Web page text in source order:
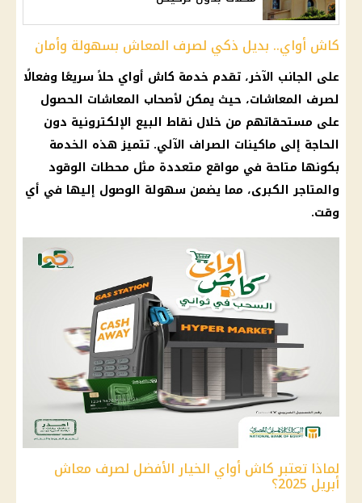
كاش أواي.. بديل ذكي لصرف المعاش بسهولة وأمان
على الجانب الآخر، تقدم خدمة كاش أواي حلاً سريعًا وفعالًا
لصرف المعاشات، حيث يمكن لأصحاب المعاشات الحصول
على مستحقاتهم من خلال نقاط البيع الإلكترونية دون
الحاجة إلى ماكينات الصراف الآلي. تتميز هذه الخدمة
بكونها متاحة في مواقع متعددة مثل محطات الوقود
والمتاجر الكبرى، مما يضمن سهولة الوصول إليها في أي
وقت.
لماذا تعتبر كاش أواي الخيار الأفضل لصرف معاش
أبريل 2025؟